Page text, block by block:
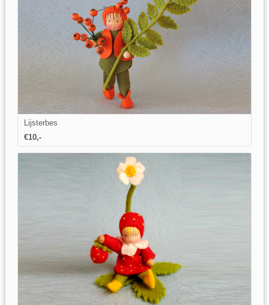
Lijsterbes
€10,-